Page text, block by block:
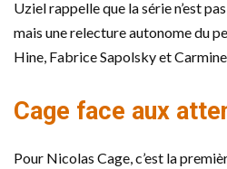
Uziel rappelle que la série n’est
mais une relecture autonome du
Hine, Fabrice Sapolsky et
Cage face aux
Pour Nicolas Cage, c’est la